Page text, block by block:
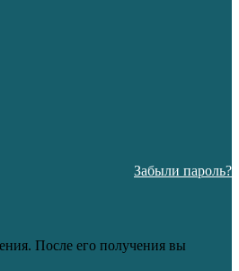
Забыли пароль?
После его получения вы